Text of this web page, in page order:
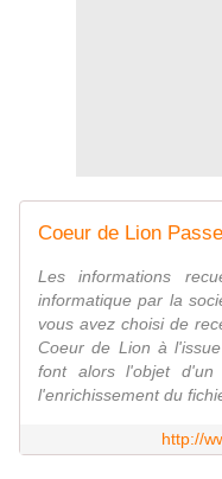
Coeur de Lion
Les informations
informatique par la
vous avez choisi de
Coeur de Lion à
font alors l'objet d'un
l'enrichissement du
http://